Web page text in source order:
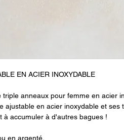
EN ACIER INOXYDABLE
triple anneaux pour femme en acier
ajustable en acier inoxydable et ses
à accumuler à d'autres bagues !
en argenté.